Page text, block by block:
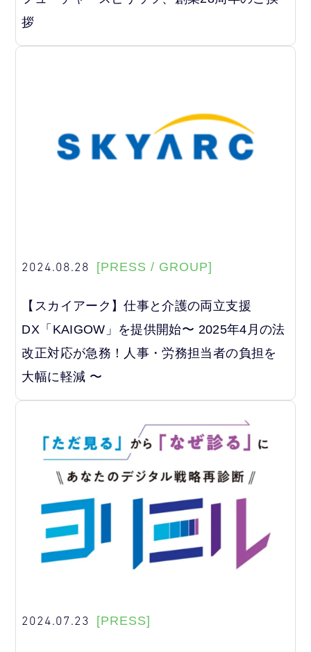
拶
2024.08.28 [PRESS / GROUP]
【スカイアーク】仕事と介護の両立支援
DX「KAIGOW」を提供開始〜 2025年4月の法
改正対応が急務！人事・労務担当者の負担を
大幅に軽減 〜
2024.07.23 [PRESS]